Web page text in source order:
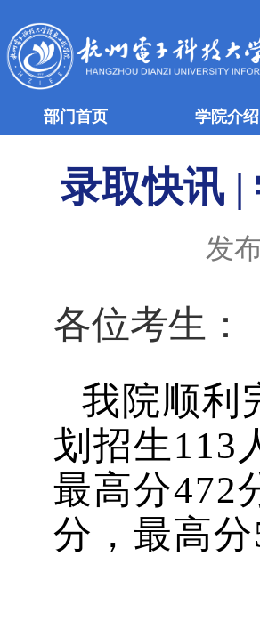
部门首页 学院介绍
录取快讯 |
发
各位考生：
我院顺利
划招生113
最高分472
分，最高分